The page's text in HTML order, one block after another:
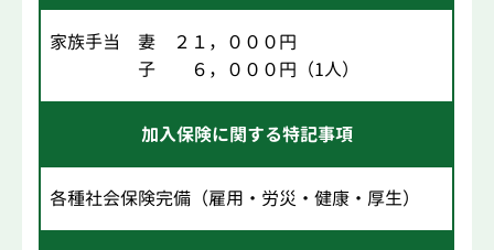
家族手当 妻 ２１，０００円
子 ６，０００円（1人）
加入保険に関する特記事項
各種社会保険完備（雇用・労災・健康・厚生）